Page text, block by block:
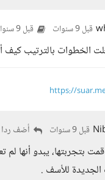
قبل 9 سنوات قبل 9 سنوات
الخطوات بالترتيب كيف
https://
قبل 9 سنوات أضف ردا
بتجربتها، يبدو أنها
للأسف .